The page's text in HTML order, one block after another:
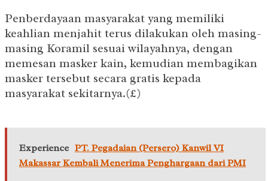
Penberdayaan masyarakat yang memiliki
keahlian menjahit terus dilakukan oleh masing-
masing Koramil sesuai wilayahnya, dengan
memesan masker kain, kemudian membagikan
masker tersebut secara gratis kepada
masyarakat sekitarnya.(£)
Experience PT. Pegadaian (Persero) Kanwil VI
Makassar Kembali Menerima Penghargaan dari PMI